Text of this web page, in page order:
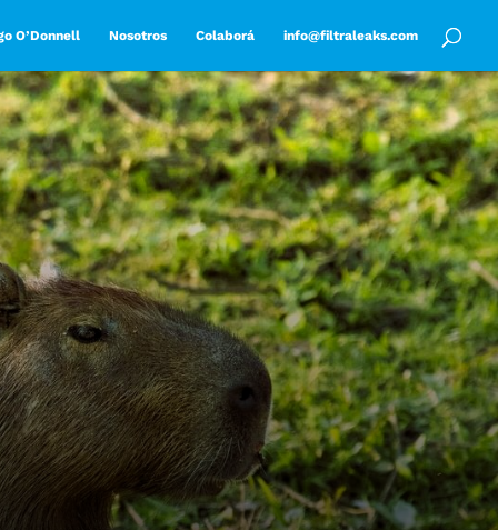
O’Donnell Nosotros Colaborá info@filtraleaks.com